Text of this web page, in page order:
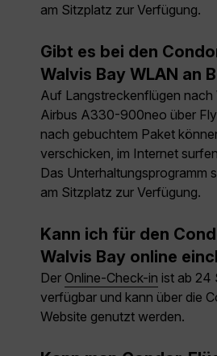
am Sitzplatz zur Verfügung.
Gibt es bei den
Walvis Bay WLAN an
Auf Langstreckenflügen nach
Airbus A330-900neo über
nach gebuchtem Paket
verschicken, im Internet
Das Unterhaltungsprogramm
am Sitzplatz zur Verfügung.
Kann ich für den
Walvis Bay online
Der Online-Check-in ist ab 24
verfügbar und kann über die
Website genutzt werden.